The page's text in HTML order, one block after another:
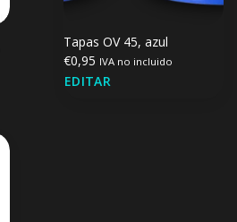
Tapas OV 45, azul
€0,95 IVA no incluido
EDITAR